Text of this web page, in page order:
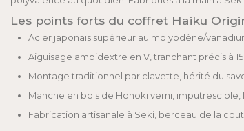
Les points forts du coffret Haiku
Acier japonais supérieur au molybdène/
Aiguisage ambidextre en V, tranchant précis à
Montage traditionnel par clavette, hérité du
Manche en bois de Honoki verni,
Fabrication artisanale à Seki, berceau de la